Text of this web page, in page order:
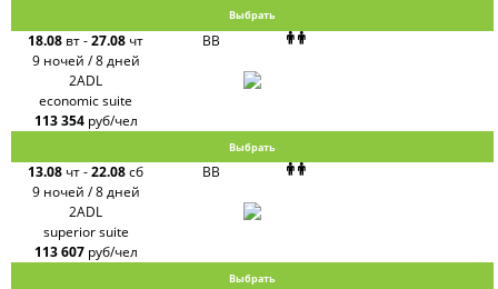
Выбрать
18.08 вт-27.08 чт
9 ночей / 8 дней
BB
2ADL
economic suite
113 354 руб/чел
Выбрать
13.08 чт-22.08сб
9 ночей / 8 дней
BB
2ADL
superior suite
113 607 руб/чел
Выбрать